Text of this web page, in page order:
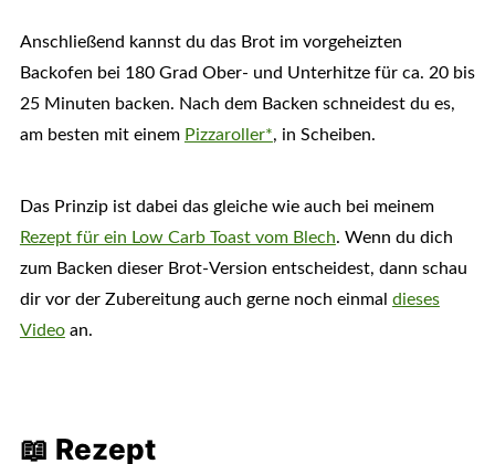
Anschließend kannst du das Brot im vorgeheizten
Backofen bei 180 Grad Ober- und Unterhitze für ca. 20 bis
25 Minuten backen. Nach dem Backen schneidest du es,
am besten mit einem Pizzaroller*, in Scheiben.
Das Prinzip ist dabei das gleiche wie auch bei meinem
Rezept für ein Low Carb Toast vom Blech. Wenn du dich
zum Backen dieser Brot-Version entscheidest, dann schau
dir vor der Zubereitung auch gerne noch einmal dieses
Videoan.
📖 Rezept